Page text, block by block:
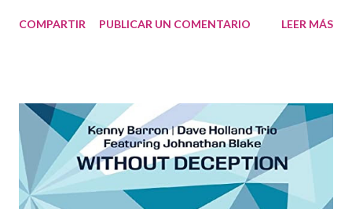
hermosa y productiva compenetración del dúo formado por la
musicoliteraria se encuentra total sentido a que el primer
nombre por el que Broadbent muestre agradecimiento sea el de
Richard Rodgers. Rodgers y su segundo colaborador estable,
Oscar Hammerstein II , formaron uno de los tándem más
relevantes en la composición de teatro musical del siglo XX y su
COMPARTIR PUBLICAR UN COMENTARIO LEER MÁS